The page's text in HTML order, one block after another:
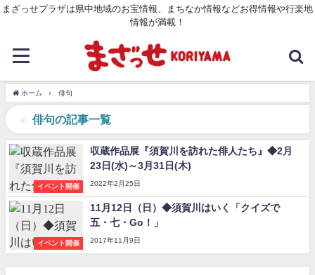
まざっせプラザは県中地域のお宝情報、まちなか情報などお得情報や行楽地
情報が満載！
ホーム 俳句
俳句の記事一覧
イベント開催
収蔵作品展『須賀川を訪れた俳人たち』◆2月
23日(水)～3月31日(木)
2022年2月25日
イベント開催
11月12日（日）◆須賀川はいく「クイズで
五・七・Go！」
2017年11月9日